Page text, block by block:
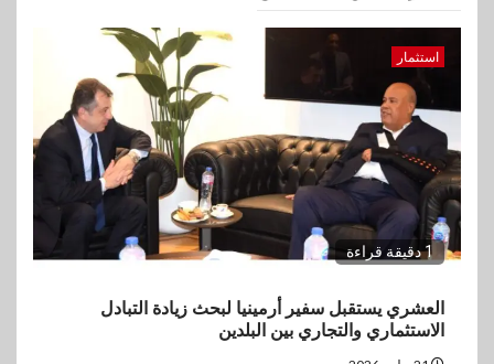
استثمار
1 دقيقة قراءة
العشري يستقبل سفير أرمينيا لبحث زيادة التبادل
الاستثماري والتجاري بين البلدين